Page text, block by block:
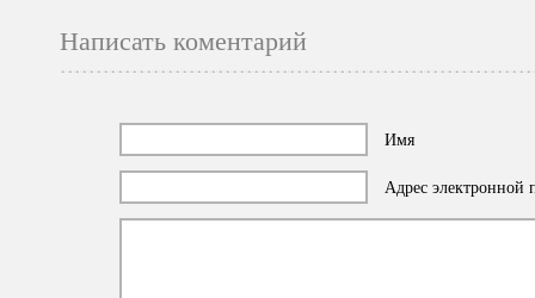
Написать коментарий
Имя
Адрес электронной